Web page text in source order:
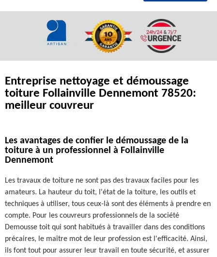
Entreprise nettoyage et démoussage
toiture Follainville Dennemont 78520:
meilleur couvreur
Les avantages de confier le démoussage de la
toiture à un professionnel à Follainville
Dennemont
Les travaux de toiture ne sont pas des travaux faciles pour les
amateurs. La hauteur du toit, l'état de la toiture, les outils et
techniques à utiliser, tous ceux-là sont des éléments à prendre en
compte. Pour les couvreurs professionnels de la société
Demousse toit qui sont habitués à travailler dans des conditions
précaires, le maître mot de leur profession est l'efficacité. Ainsi,
ils font tout pour assurer leur travail en toute sécurité, et assurer